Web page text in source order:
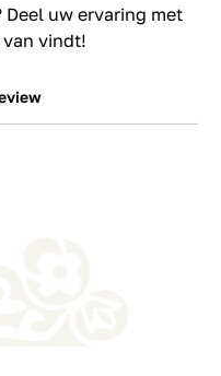
uw ervaring met
vindt!